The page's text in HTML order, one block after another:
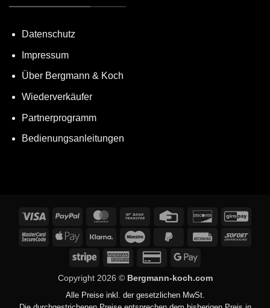
Datenschutz
Impressum
Über Bergmann & Koch
Wiederverkäufer
Partnerprogramm
Bedienungsanleitungen
Visa PayPal MasterCardBank
Credit
Discover
MasterCardApple
Klarna Maestro
PayPal
RechungSofort
Stripe
American
Credit
2
Google
Copyright 2026 © Bergmann-koch.com
Alle Preise inkl. der gesetzlichen MwSt.